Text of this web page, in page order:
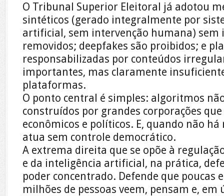
O Tribunal Superior Eleitoral já adotou
sintéticos (gerado integralmente por
artificial, sem intervenção humana) sem
removidos; deepfakes são proibidos; e
responsabilizadas por conteúdos
importantes, mas claramente
plataformas.
O ponto central é simples: algoritmos
construídos por grandes corporações
econômicos e políticos. E, quando não há
atua sem controle democrático.
A extrema direita que se opõe à
e da inteligência artificial, na prática,
poder concentrado. Defende que poucas
milhões de pessoas veem, pensam e,